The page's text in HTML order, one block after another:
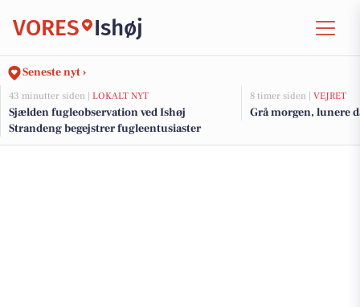
VORES Ishøj
Seneste nyt ›
43 minutter siden | LOKALT NYT
Sjælden fugleobservation ved Ishøj
Strandeng begejstrer fugleentusiaster
8 timer siden | VEJRET
Grå morgen, lunere